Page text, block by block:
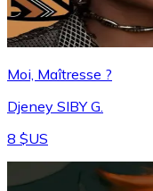
Moi, Maîtresse ?
Djeney SIBY G.
8 $US